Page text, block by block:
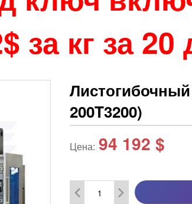
за кг за 20
200T3200)
Цена: 94 192 $